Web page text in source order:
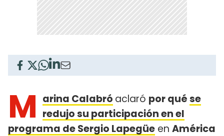
M arina Calabró aclaró por quése
redujo su participación en el
programa de Sergio Lapegüe en América